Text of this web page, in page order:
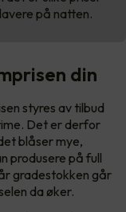
på natten.
din
styres av tilbud
Det er derfor
blåser mye,
produsere på full
gradestokken går
da øker.